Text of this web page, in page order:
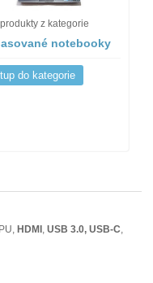
z kategorie
notebooky
do kategorie
HDMI , USB 3.0, USB-C,